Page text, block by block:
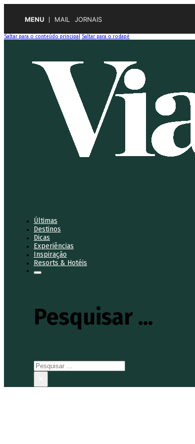
MENU MAIL JORNAIS
Saltar para o conteúdo principal Saltar para o rodapé
Últimas
Destinos
Dicas
Experiências
Inspiração
Resorts & Hotéis
Pesquisar ...
Pesquisar